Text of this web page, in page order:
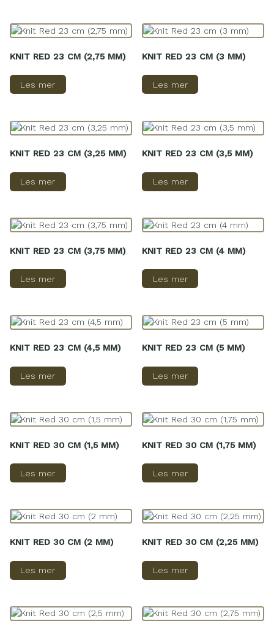
KNIT RED 23 CM (2,75 MM)
Les mer
KNIT RED 23 CM (3 MM)
Les mer
KNIT RED 23 CM (3,25 MM)
Les mer
KNIT RED 23 CM (3,5 MM)
Les mer
KNIT RED 23 CM (3,75 MM)
Les mer
KNIT RED 23 CM (4 MM)
Les mer
KNIT RED 23 CM (4,5 MM)
Les mer
KNIT RED 23 CM (5 MM)
Les mer
KNIT RED 30 CM (1,5 MM)
Les mer
KNIT RED 30 CM (1,75 MM)
Les mer
KNIT RED 30 CM (2 MM)
Les mer
KNIT RED 30 CM (2,25 MM)
Les mer